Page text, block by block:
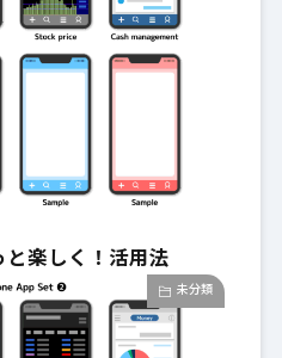
と楽しく！活用法
未分類